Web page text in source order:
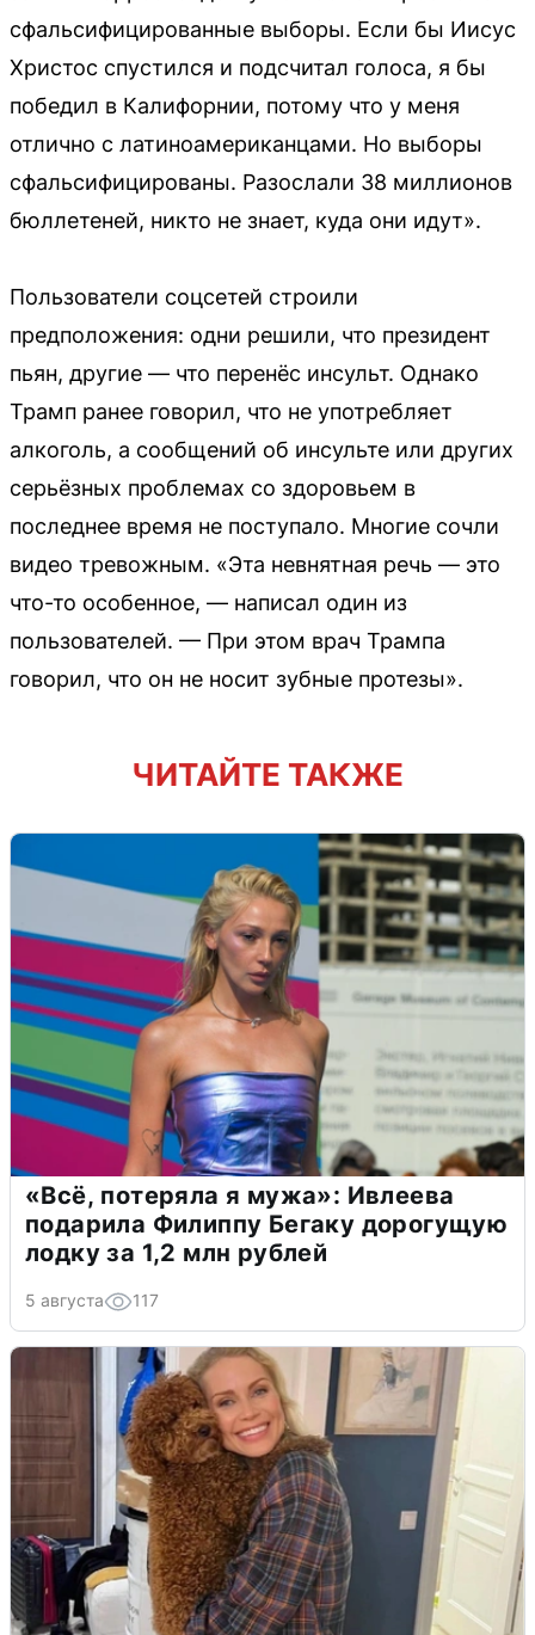
сфальсифицированные выборы. Если бы Иисус
Христос спустился и подсчитал голоса, я бы
победил в Калифорнии, потому что у меня
отлично с латиноамериканцами. Но выборы
сфальсифицированы. Разослали 38 миллионов
бюллетеней, никто не знает, куда они идут».
Пользователи соцсетей строили
предположения: одни решили, что президент
пьян, другие — что перенёс инсульт. Однако
Трамп ранее говорил, что не употребляет
алкоголь, а сообщений об инсульте или других
серьёзных проблемах со здоровьем в
последнее время не поступало. Многие сочли
видео тревожным. «Эта невнятная речь — это
что-то особенное, — написал один из
пользователей. — При этом врач Трампа
говорил, что он не носит зубные протезы».
ЧИТАЙТЕ ТАКЖЕ
«Всё, потеряла я мужа»: Ивлеева
подарила Филиппу Бегаку дорогущую
лодку за 1,2 млн рублей
5 августа 117